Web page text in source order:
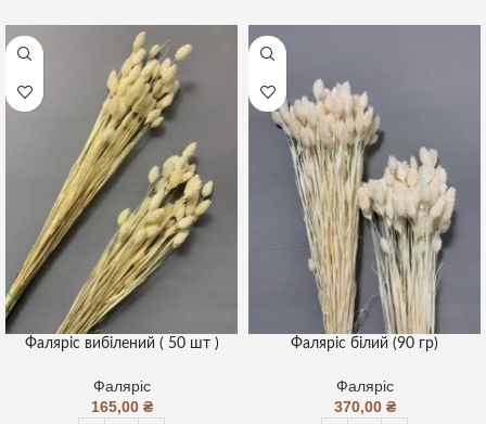
Фаляріс вибілений ( 50 шт )
Фаляріс
165,00 ₴
Фаляріс білий (90 гр)
Фаляріс
370,00 ₴